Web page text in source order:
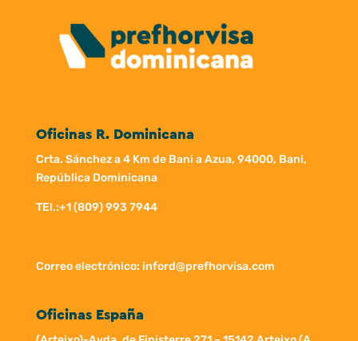
Oficinas R. Dominicana
Crta. Sánchez a 4 Km de Bani a Azua, 94000, Bani,
República Dominicana
TEl.:+1 (809) 993 7944
Correo electrónico: inford@prefhorvisa.com
Oficinas España